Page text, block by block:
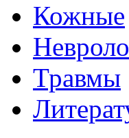
Кожные
Травмы